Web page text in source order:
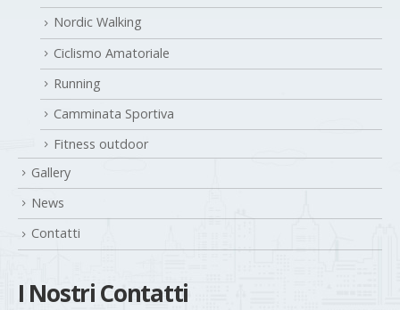
Nordic Walking
Ciclismo Amatoriale
Running
Camminata Sportiva
Fitness outdoor
Gallery
News
Contatti
I Nostri Contatti